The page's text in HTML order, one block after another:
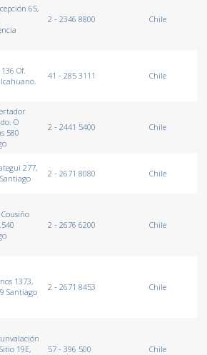
65,
2 - 2346 8800 Chile
Of.
41 - 285 3111 Chile
O
580
2 - 2441 5400 Chile
277,
2 - 2671 8080 Chile
2 - 2676 6200 Chile
1373,
Santiago
2 - 2671 8453 Chile
19E,
57 - 396 500 Chile